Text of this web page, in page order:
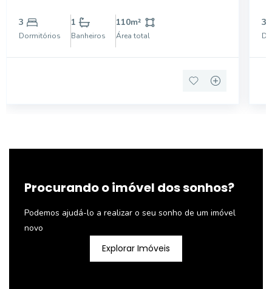
3
Dormitórios
1
Banheiros
110m²
Área total
3
Procurando o imóvel dos sonhos?
Podemos ajudá-lo a realizar o seu sonho de um imóvel
novo
Explorar Imóveis